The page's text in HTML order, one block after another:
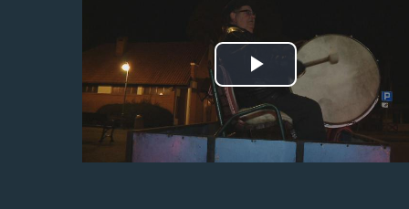
Odtwórz
wideo